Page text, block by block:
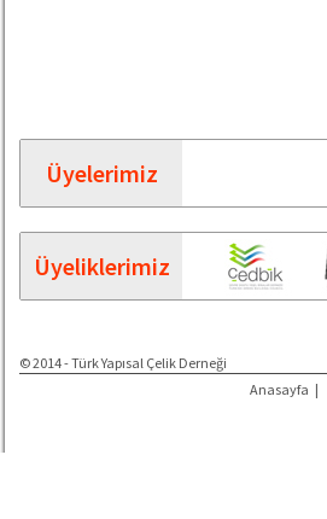
Üyelerimiz
Üyeliklerimiz
© 2014 - Türk Yapısal Çelik Derneği
Anasayfa |